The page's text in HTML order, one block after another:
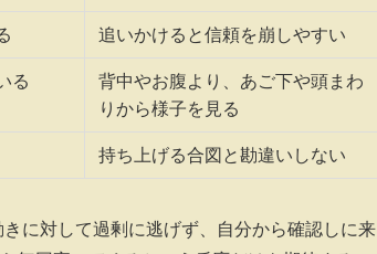
追いかけると信頼を崩しやすい
る
背中やお腹より、あご下や頭まわ
りから様子を見る
持ち上げる合図と勘違いしない
に対して過剰に逃げず、自分から確認しに来